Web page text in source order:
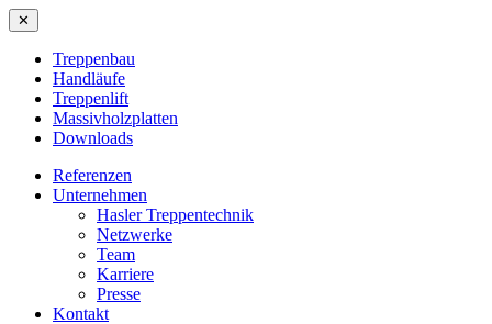
✕
Treppenbau
Handläufe
Treppenlift
Massivholzplatten
Downloads
Referenzen
Unternehmen
Hasler Treppentechnik
Netzwerke
Team
Karriere
Presse
Kontakt